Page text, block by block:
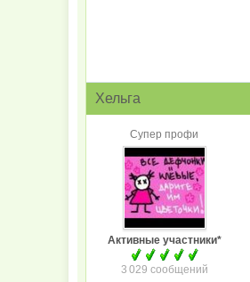
Хельга
Супер профи
Активные участники*
3 029 сообщений